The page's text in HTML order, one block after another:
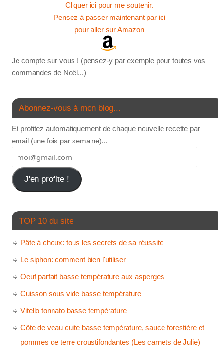
Cliquer ici pour me soutenir.
Pensez à passer maintenant par ici
pour aller sur Amazon
Je compte sur vous ! (pensez-y par exemple pour toutes vos
commandes de Noël...)
Abonnez-vous à mon blog...
Et profitez automatiquement de chaque nouvelle recette par
email (une fois par semaine)...
J'en profite !
TOP 10 du site
Pâte à choux: tous les secrets de sa réussite
Le siphon: comment bien l'utiliser
Oeuf parfait basse température aux asperges
Cuisson sous vide basse température
Vitello tonnato basse température
Côte de veau cuite basse température, sauce forestière et
pommes de terre croustifondantes (Les carnets de Julie)